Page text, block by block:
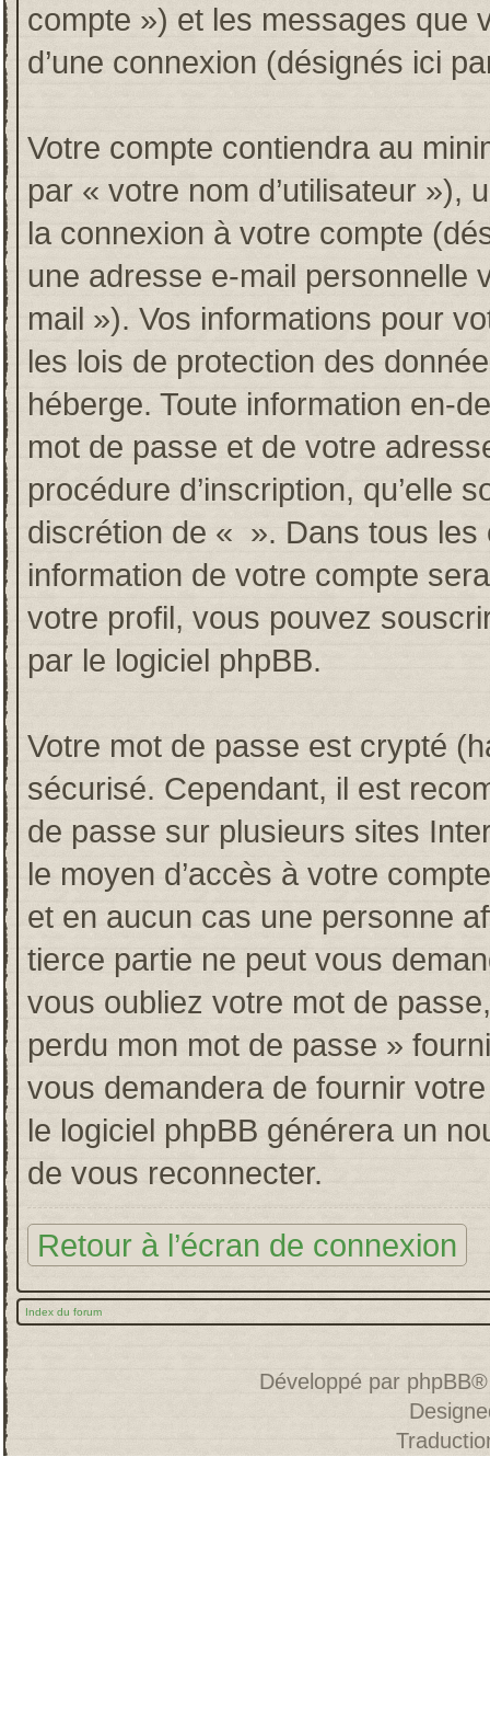
compte ») et les messages que
d’une connexion (désignés ici
Votre compte contiendra au
par « votre nom d’utilisateur »),
la connexion à votre compte
une adresse e-mail personnelle
mail »). Vos informations pour
les lois de protection des
héberge. Toute information en-
mot de passe et de votre
procédure d’inscription, qu’elle
discrétion de « ». Dans tous
information de votre compte
votre profil, vous pouvez
par le logiciel phpBB.
Votre mot de passe est crypté
sécurisé. Cependant, il est
de passe sur plusieurs sites
le moyen d’accès à votre
et en aucun cas une personne
tierce partie ne peut vous
vous oubliez votre mot de
perdu mon mot de passe »
vous demandera de fournir
le logiciel phpBB générera un
de vous reconnecter.
Retour à l’écran de connexion
Index du forum
Développé par phpBB®